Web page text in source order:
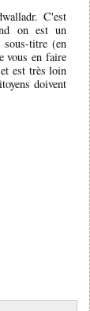
C'est
on est un
titre (en
vous en faire
est très loin
doivent